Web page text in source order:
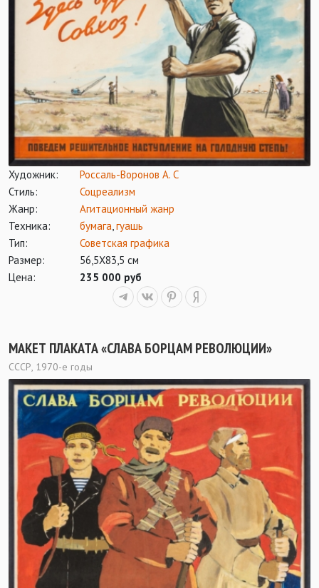
Художник:
Россаль-Воронов А. С
Стиль:
Соцреализм
Жанр:
Агитационный жанр
Техника:
бумага гуашь
Тип:
Советская графика
Размер:
56,5Х83,5 см
Цена:
235 000 руб
МАКЕТ ПЛАКАТА «СЛАВА БОРЦАМ РЕВОЛЮЦИИ»
СССР, 1970-е годы